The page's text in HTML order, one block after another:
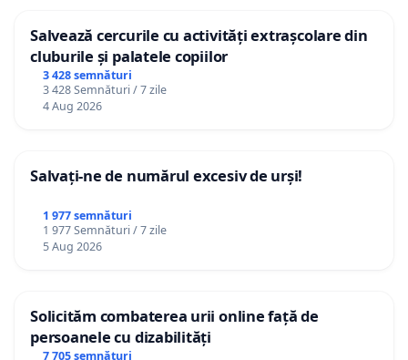
Salvează cercurile cu activități extrașcolare din
cluburile și palatele copiilor
3 428 semnături
3 428 Semnături / 7 zile
4 Aug 2026
Salvați-ne de numărul excesiv de urși!
1 977 semnături
1 977 Semnături / 7 zile
5 Aug 2026
Solicităm combaterea urii online față de
persoanele cu dizabilități
7 705 semnături